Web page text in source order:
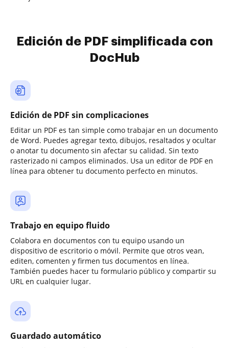
Edición de PDF simplificada con
DocHub
Edición de PDF sin complicaciones
Editar un PDF es tan simple como trabajar en un documento
de Word. Puedes agregar texto, dibujos, resaltados y ocultar
o anotar tu documento sin afectar su calidad. Sin texto
rasterizado ni campos eliminados. Usa un editor de PDF en
línea para obtener tu documento perfecto en minutos.
Trabajo en equipo fluido
Colabora en documentos con tu equipo usando un
dispositivo de escritorio o móvil. Permite que otros vean,
editen, comenten y firmen tus documentos en línea.
También puedes hacer tu formulario público y compartir su
URL en cualquier lugar.
Guardado automático